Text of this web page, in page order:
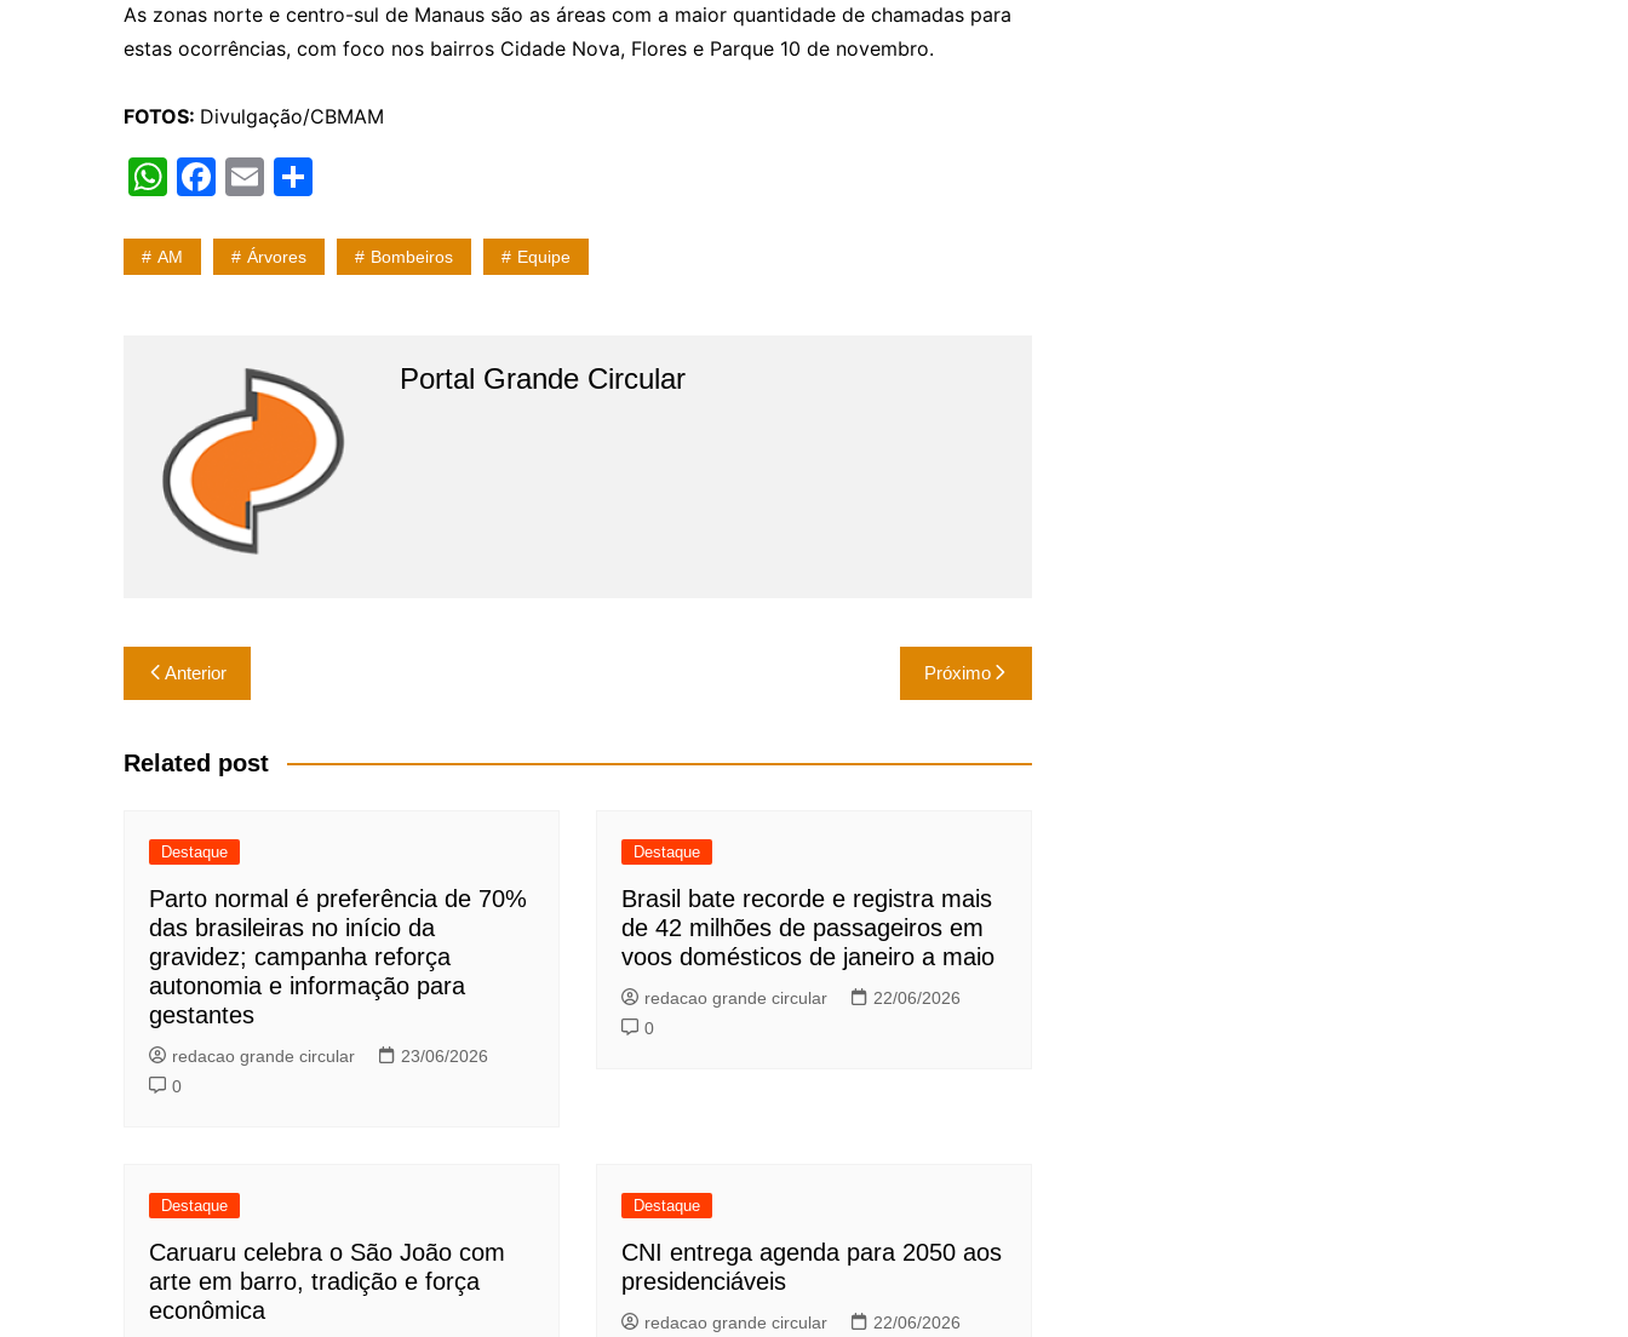
As zonas norte e centro-sul de Manaus são as áreas com a maior quantidade de chamadas para
estas ocorrências, com foco nos bairros Cidade Nova, Flores e Parque 10 de novembro.
FOTOS: Divulgação/CBMAM
W
at
F
c
o
k
E
ai ar
AM Árvores Bombeiros Equipe
Portal Grande Circular
Navegação
de
Post
Anterior Próximo
Related post
Destaque
Parto normal é preferência de 70%
das brasileiras no início da
gravidez; campanha reforça
autonomia e informação para
gestantes
redacao grande circular
23/06/2026
0
Destaque
Brasil bate recorde e registra mais
de 42 milhões de passageiros em
voos domésticos de janeiro a maio
redacao grande circular
22/06/2026
0
Destaque
Caruaru celebra o São João com
arte em barro, tradição e força
econômica
Destaque
CNI entrega agenda para 2050 aos
presidenciáveis
redacao grande circular
22/06/2026